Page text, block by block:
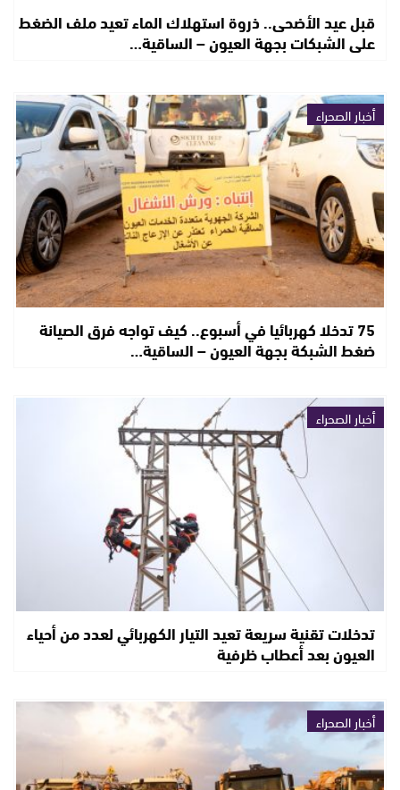
قبل عيد الأضحى.. ذروة استهلاك الماء تعيد ملف الضغط
على الشبكات بجهة العيون – الساقية…
أخبار الصحراء
75 تدخلا كهربائيا في أسبوع.. كيف تواجه فرق الصيانة
ضغط الشبكة بجهة العيون – الساقية…
أخبار الصحراء
تدخلات تقنية سريعة تعيد التيار الكهربائي لعدد من أحياء
العيون بعد أعطاب ظرفية
أخبار الصحراء